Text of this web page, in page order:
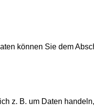
können Sie dem
z. B. um Daten